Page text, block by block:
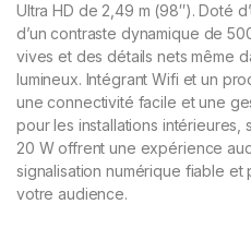
Ultra HD de 2,49 m (98″). Doté
d’un contraste dynamique de
vives et des détails nets même
lumineux. Intégrant Wifi et un
une connectivité facile et une
pour les installations intérieures,
20 W offrent une expérience
signalisation numérique fiable
votre audience.